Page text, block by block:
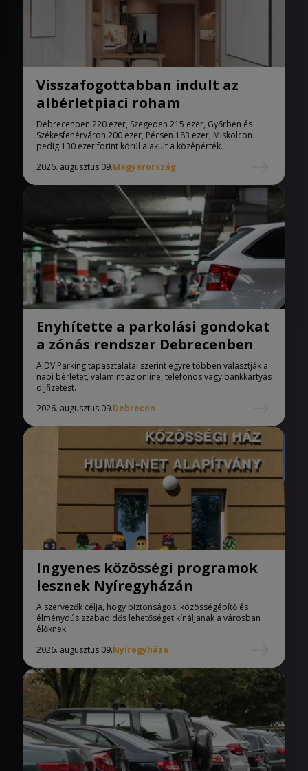
Visszafogottabban indult az
albérletpiaci roham
Debrecenben 220 ezer, Szegeden 215 ezer, Győrben és
Székesfehérváron 200 ezer, Pécsen 183 ezer, Miskolcon
pedig 130 ezer forint körül alakult a középérték.
2026. augusztus 09.Magyarország
Enyhítette a parkolási gondokat
a zónás rendszer Debrecenben
A DV Parking tapasztalatai szerint egyre többen választják a
napi bérletet, valamint az online, telefonos vagy bankkártyás
díjfizetést.
2026. augusztus 09.Debrecen
Ingyenes közösségi programok
lesznek Nyíregyházán
A szervezők célja, hogy biztonságos, közösségépítő és
élménydús szabadidős lehetőséget kínáljanak a városban
élőknek.
2026. augusztus 09.Nyíregyháza